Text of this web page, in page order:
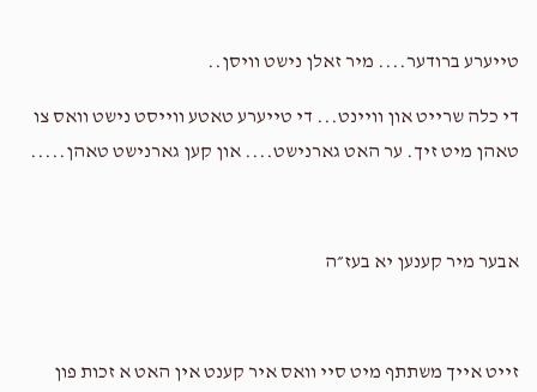
טייערע ברודער.... מיר זאלן נישט וויסן..
די כלה שרייט און וויינט... די טייערע טאטע ווייסט נישט וואס צו
טאהן מיט זיך. ער האט גארנישט.... און קען גארנישט טאהן.....
אבער מיר קענען יא בעז״ה
זייט אייך משתתף מיט סיי וואס איר קענט אין האט א זכות פון